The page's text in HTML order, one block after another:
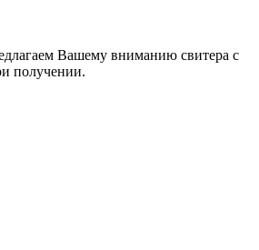
Вашему вниманию свитера с
получении.